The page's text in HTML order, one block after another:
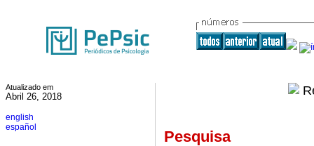
Atualizado em
Abril 26, 2018
english
español
Pesquisa